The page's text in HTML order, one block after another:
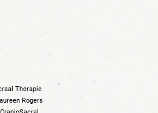
Therapie
Rogers